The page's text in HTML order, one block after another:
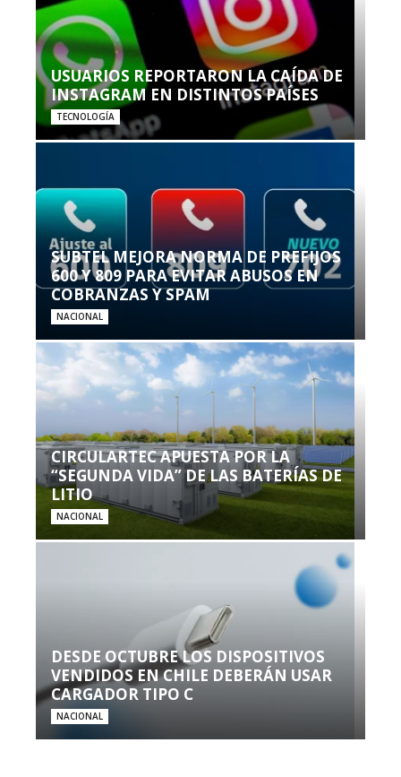
USUARIOS REPORTARON LA CAÍDA DE
INSTAGRAM EN DISTINTOS PAÍSES
TECNOLOGÍA
SUBTEL MEJORA NORMA DE PREFIJOS
600 Y 809 PARA EVITAR ABUSOS EN
COBRANZAS Y SPAM
NACIONAL
CIRCULARTEC APUESTA POR LA
“SEGUNDA VIDA” DE LAS BATERÍAS DE
LITIO
NACIONAL
DESDE OCTUBRE LOS DISPOSITIVOS
VENDIDOS EN CHILE DEBERÁN USAR
CARGADOR TIPO C
NACIONAL